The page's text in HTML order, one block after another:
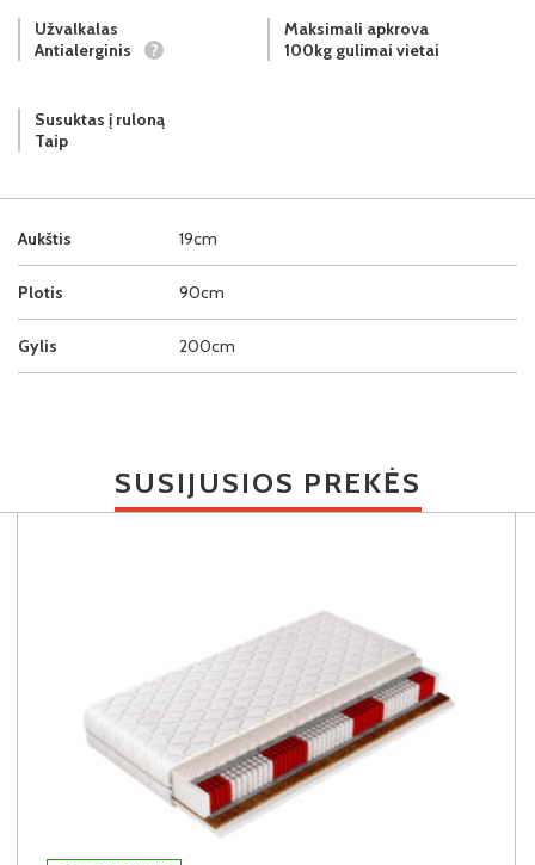
Aukštis 19cm
Plotis 90cm
Gylis 200cm
Užvalkalas
Antialerginis
?
Maksimali apkrova
100kg gulimai vietai
Susuktas į ruloną
Taip
SUSIJUSIOS PREKĖS